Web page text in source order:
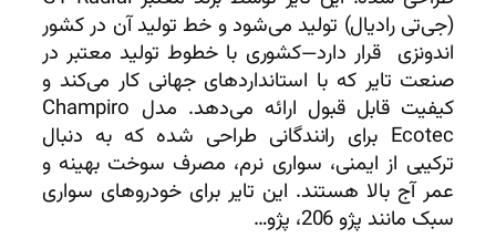
(جی‌تی رادیال) تولید می‌شود و خط تولید آن در کشور
اندونزی قرار دارد—کشوری با خطوط تولید معتبر در
صنعت تایر که با استانداردهای جهانی کار می‌کند و
کیفیت قابل قبول ارائه می‌دهد. مدل Champiro
Ecotec برای رانندگانی طراحی شده که به دنبال
ترکیبی از ایمنی، سواری نرم، مصرف سوخت بهینه و
عمر آج بالا هستند. این تایر برای خودروهای سواری
سبک مانند پژو 206، پژو…